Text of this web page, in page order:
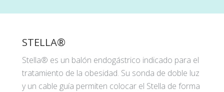
STELLA®
Stella® es un balón endogástrico indicado para el
tratamiento de la obesidad. Su sonda de doble luz
y un cable guía permiten colocar el Stella de forma